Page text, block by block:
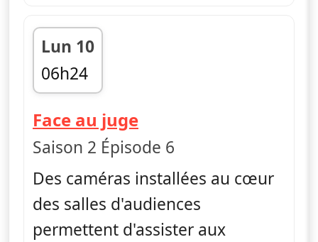
Lun 10
06h24
fin 06h50
Face au juge— Face au juge
Saison 2 Épisode 6
Des caméras installées au cœur
des salles d'audiences
permettent d'assister aux